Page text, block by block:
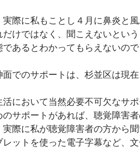
際に私もことし４月に鼻炎と
けではなく、聞こえないとい
あるとわかってもらえないの
でのサポートは、杉並区は現
において当然必要不可欠なサ
サポートがあれば、聴覚障害
際に私が聴覚障害者の方から
ットを使った電子字幕など、